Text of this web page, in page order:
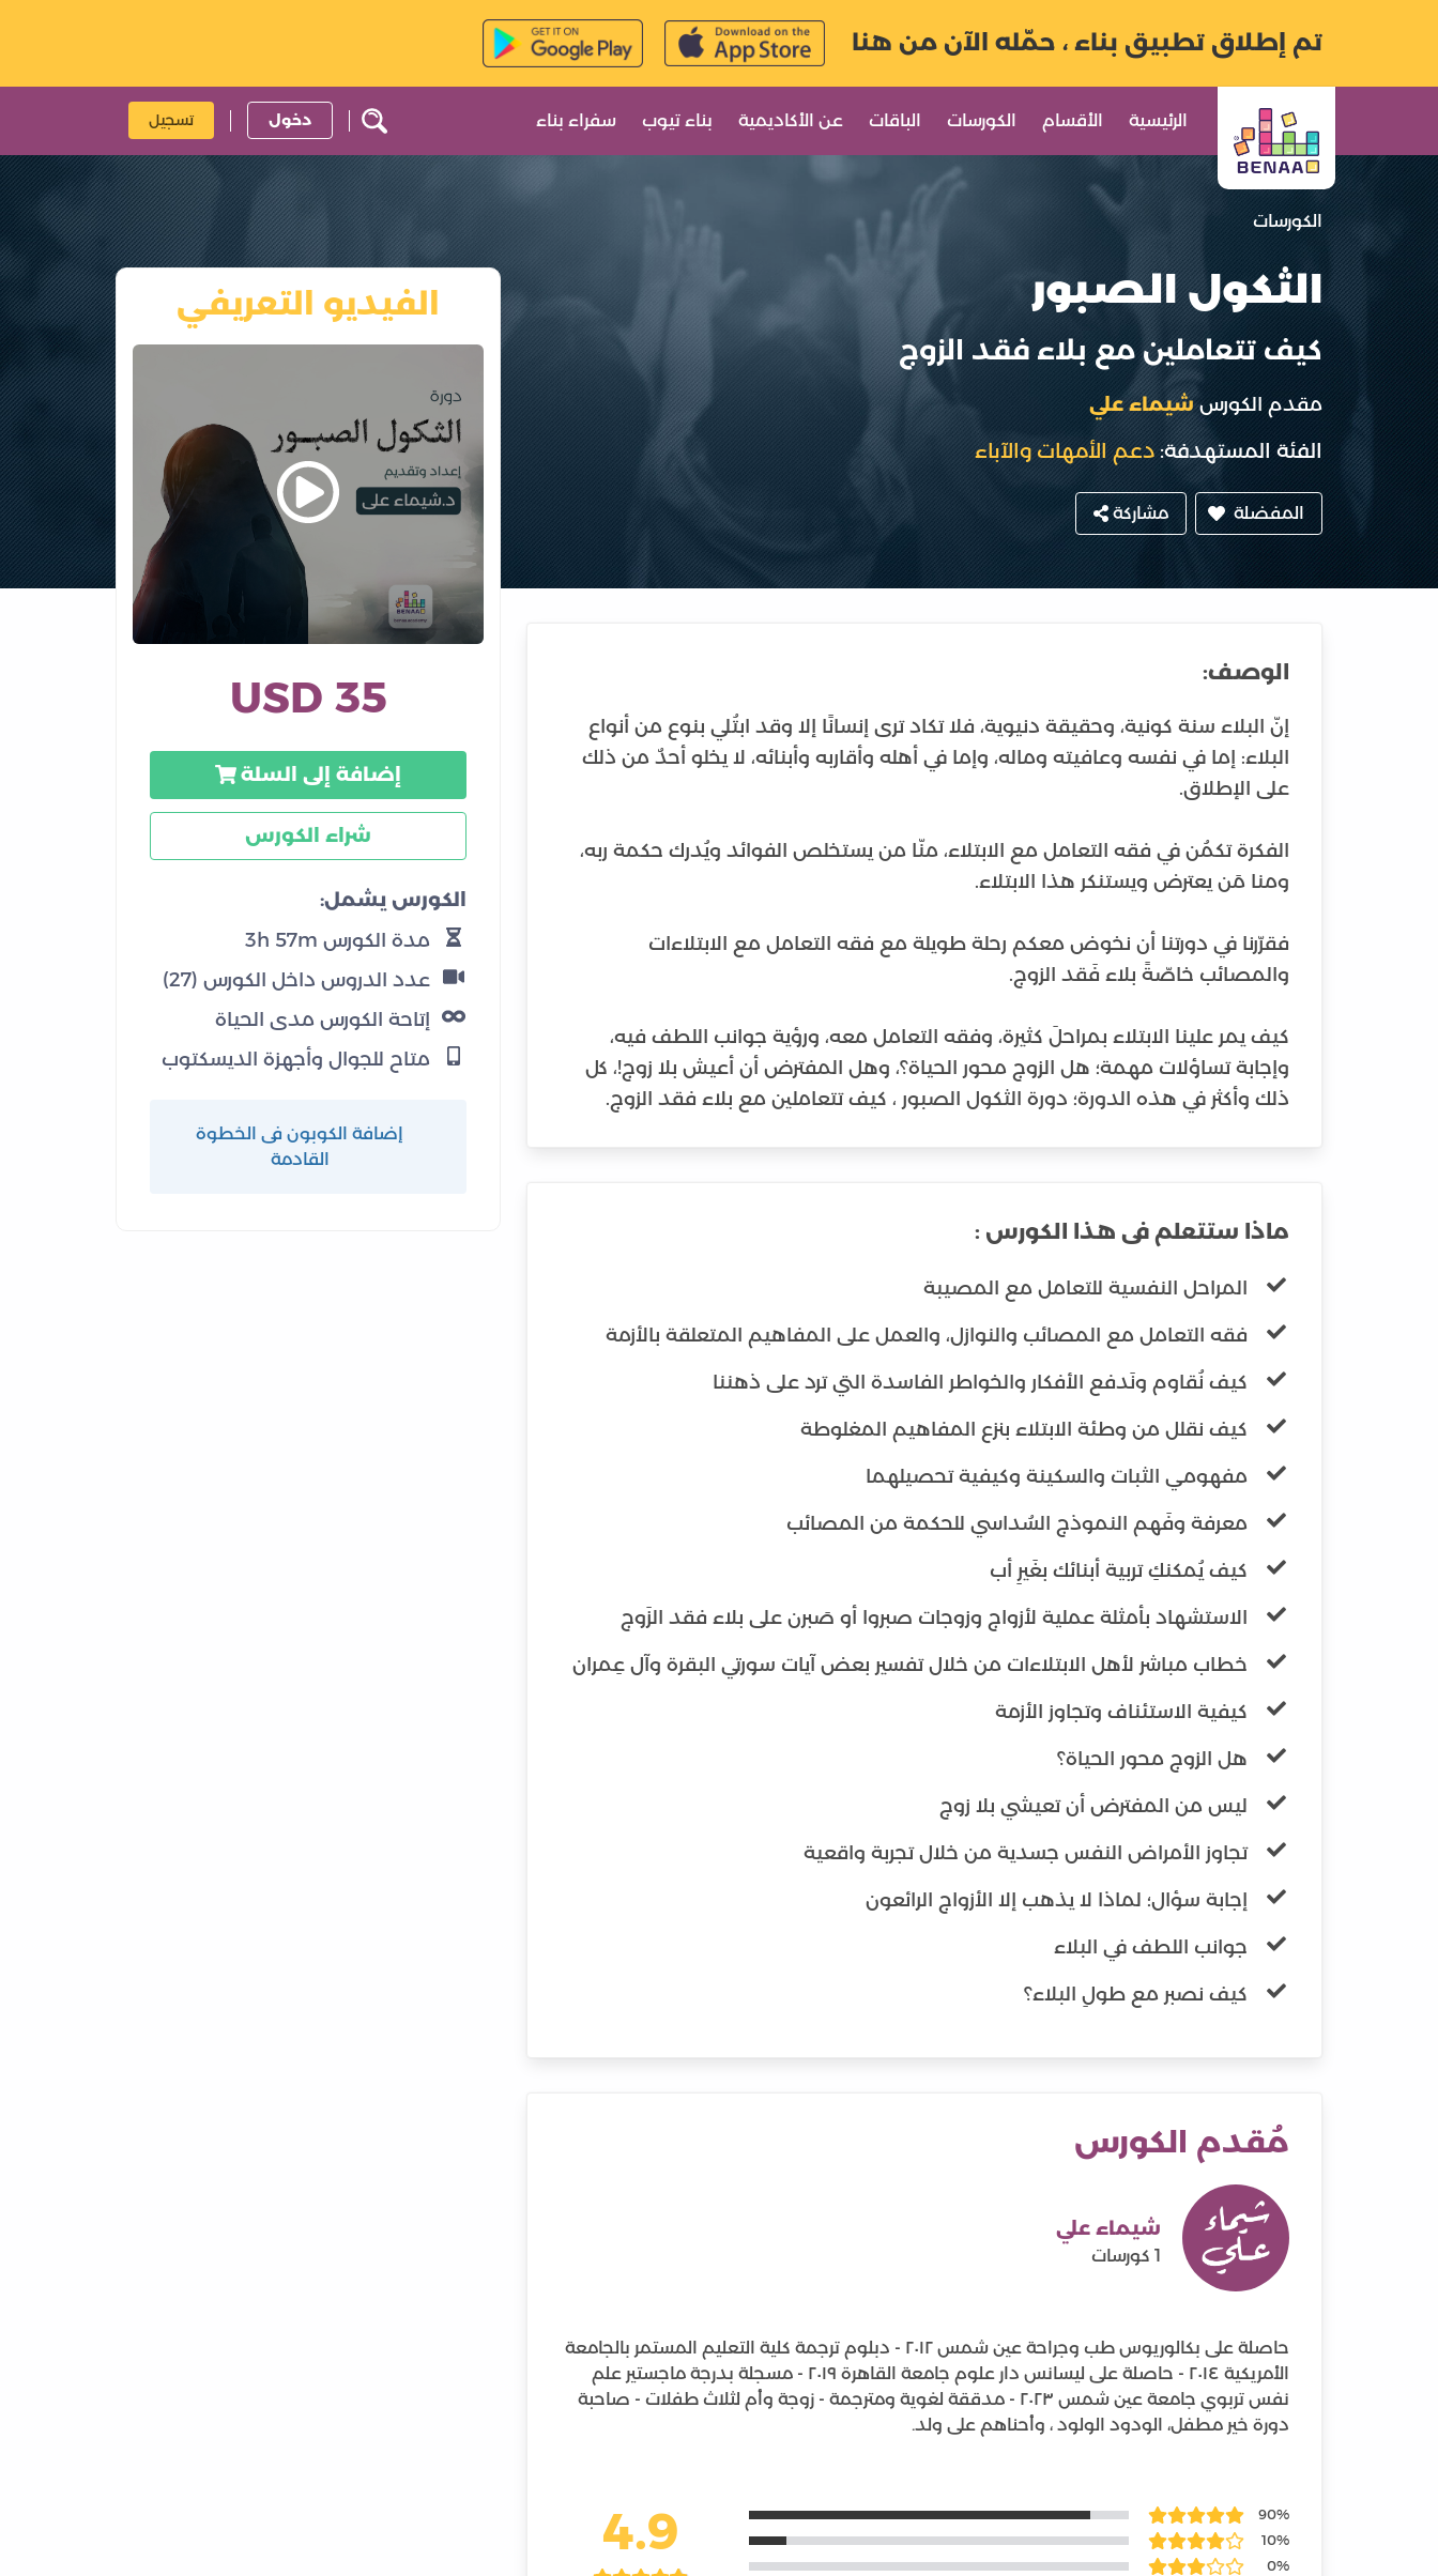
تم إطلاق تطبيق بناء ، حمّله الآن من هنا
الرئيسية الأقسام الكورسات الباقات عن الأكاديمية بناء تيوب سفراء بناء دخول تسجيل
الكورسات
الثكول الصبور
كيف تتعاملين مع بلاء فقد الزوج
مقدم الكورسشيماء علي
الفئة المستهدفة:دعم الأمهات والآباء
المفضلة مشاركة
الوصف:
إنّ البلاء سنة كونية، وحقيقة دنيوية، فلا تكاد ترى إنسانًا إلا وقد ابتُلي بنوع من أنواع
البلاء: إما في نفسه وعافيته وماله، وإما في أهله وأقاربه وأبنائه، لا يخلو أحدٌ من ذلك
الفكرة تكمُن في فقه التعامل مع الابتلاء، منّا من يستخلص الفوائد ويُدرك حكمة ربه،
فقرّرنا في دورتنا أن نخوض معكم رحلة طويلة مع فقه التعامل مع الابتلاءات
كيف يمر علينا الابتلاء بمراحلَ كثيرة، وفقه التعامل معه، ورؤية جوانب اللطف فيه،
وإجابة تساؤلات مهمة؛ هل الزوج محور الحياة؟، وهل المفترض أن أعيش بلا زوج!، كل
ذلك وأكثر في هذه الدورة؛ دورة الثكول الصبور ، كيف تتعاملين مع بلاء فقد الزوج.
ماذا ستتعلم فى هذا الكورس :
المراحل النفسية للتعامل مع المصيبة
فقه التعامل مع المصائب والنوازل، والعمل على المفاهيم المتعلقة بالأزمة
كيف نُقاوم ونَدفع الأفكار والخواطر الفاسدة التي ترد على ذهننا
كيف نقلل من وطئة الابتلاء بنزع المفاهيم المغلوطة
مفهومي الثبات والسكينة وكيفية تحصيلهما
معرفة وفَهم النموذج السُداسي للحكمة من المصائب
كيف يُمكنكِ تربية أبنائك بغَيرِ أب
الاستشهاد بأمثلة عملية لأزواج وزوجات صبروا أو صَبرن على بلاء فقد الزَوج
خطاب مباشر لأهل الابتلاءات من خلال تفسير بعض آيات سورتي البقرة وآل عِمران
كيفية الاستئناف وتجاوز الأزمة
هل الزوج محور الحياة؟
ليس من المفترض أن تعيشي بلا زوج
تجاوز الأمراض النفس جسدية من خلال تجربة واقعية
إجابة سؤال؛ لماذا لا يذهب إلا الأزواج الرائعون
جوانب اللطف في البلاء
كيف نصبر مع طولِ البلاء؟
مُقدم الكورس
شيماء علي
1 كورسات
حاصلة على بكالوريوس طب وجراحة عين شمس ٢٠١٢ - دبلوم ترجمة كلية التعليم المستمر بالجامعة
الأمريكية ٢٠١٤ - حاصلة على ليسانس دار علوم جامعة القاهرة ٢٠١٩ - مسجلة بدرجة ماجستير علم
نفس تربوي جامعة عين شمس ٢٠٢٣ - مدققة لغوية ومترجمة - زوجة وأم لثلاث طفلات - صاحبة
دورة خير مطفل، الودود الولود ، وأحناهم على ولد.
4.9
90%
10%
0%
الفيديو التعريفي
35 USD
إضافة إلى السلة
شراء الكورس
الكورس يشمل:
مدة الكورس 3h 57m
عدد الدروس داخل الكورس (27)
إتاحة الكورس مدى الحياة
متاح للجوال وأجهزة الديسكتوب
إضافة الكوبون فى الخطوة
القادمة